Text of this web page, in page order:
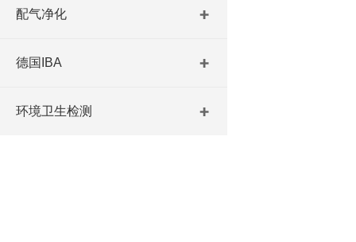
配气净化
德国IBA
环境卫生检测